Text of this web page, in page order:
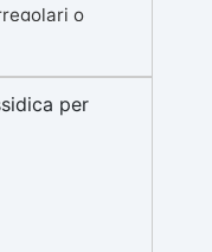
o
Video
passaggi,
✅ Risultati